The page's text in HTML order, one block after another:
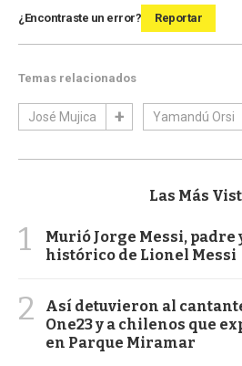
¿Encontraste un error? Reportar
Temas relacionados
José Mujica Yamandú Orsi
Las Más
1
Murió Jorge Messi,
histórico de Lionel Messi
2
Así detuvieron al
One23 y a chilenos que
en Parque Miramar